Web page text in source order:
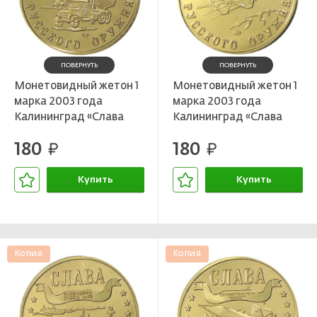
ПОВЕРНУТЬ
Мoнетовидный жетон 1
марка 2003 года
Калининград «Слава
Гранатомет Катюша» —
180 руб.
Купить
ПОВЕРНУТЬ
Монетовидный жетон 1
марка 2003 года
Калининград «Слава
Истребитель МИГ-29»
180 руб.
Купить
Копия Копия